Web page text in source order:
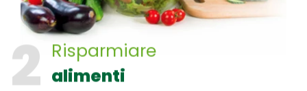
2 Risparmiare
alimenti